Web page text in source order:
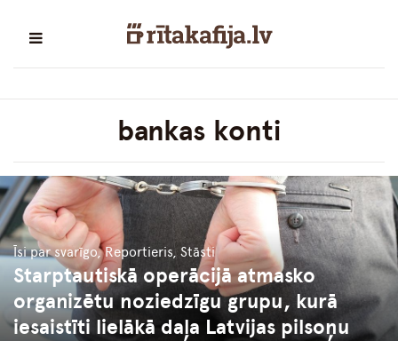
bankas konti
Īsi par svarīgo, Reportieris, Stāsti
Starptautiskā operācijā atmasko
organizētu noziedzīgu grupu, kurā
iesaistīti lielākā daļa Latvijas pilsoņu